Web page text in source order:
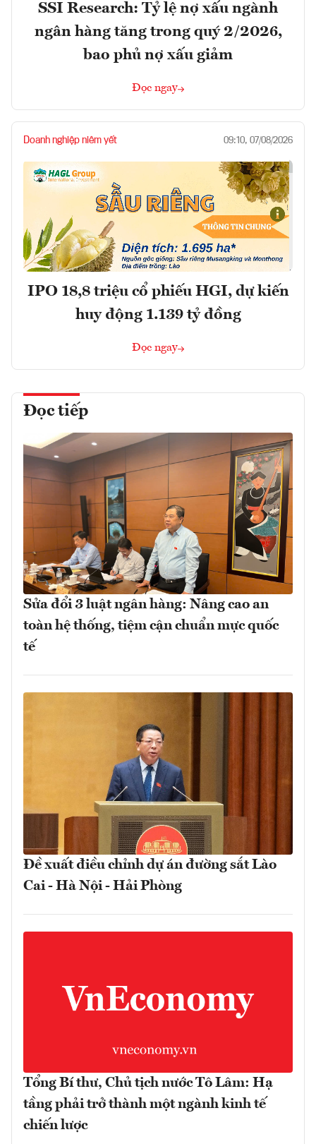
SSI Research: Tỷ lệ nợ xấu ngành
ngân hàng tăng trong quý 2/2026,
bao phủ nợ xấu giảm
Đọc ngay
Doanh nghiệp niêm yết 09:10, 07/08/2026
IPO 18,8 triệu cổ phiếu HGI, dự kiến
huy động 1.139 tỷ đồng
Đọc ngay
Đọc tiếp
Sửa đổi 3 luật ngân hàng: Nâng cao an
toàn hệ thống, tiệm cận chuẩn mực quốc
tế
Đề xuất điều chỉnh dự án đường sắt Lào
Cai - Hà Nội - Hải Phòng
Tổng Bí thư, Chủ tịch nước Tô Lâm: Hạ
tầng phải trở thành một ngành kinh tế
chiến lược